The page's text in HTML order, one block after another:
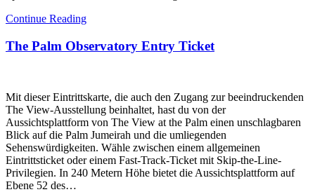
Continue Reading
The Palm Observatory Entry Ticket
Mit dieser Eintrittskarte, die auch den Zugang zur beeindruckenden
The View-Ausstellung beinhaltet, hast du von der
Aussichtsplattform von The View at the Palm einen unschlagbaren
Blick auf die Palm Jumeirah und die umliegenden
Sehenswürdigkeiten. Wähle zwischen einem allgemeinen
Eintrittsticket oder einem Fast-Track-Ticket mit Skip-the-Line-
Privilegien. In 240 Metern Höhe bietet die Aussichtsplattform auf
Ebene 52 des…